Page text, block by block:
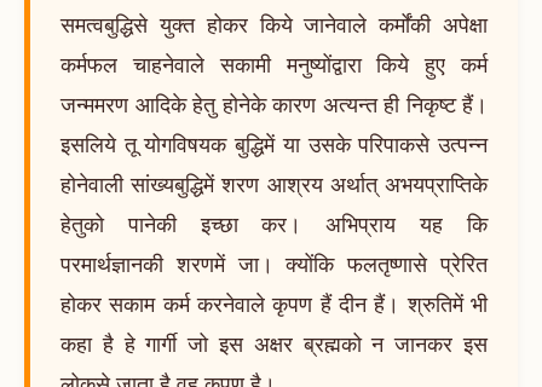
समत्वबुद्धिसे युक्त होकर किये जानेवाले कर्मोंकी अपेक्षा
कर्मफल चाहनेवाले सकामी मनुष्योंद्वारा किये हुए कर्म
जन्ममरण आदिके हेतु होनेके कारण अत्यन्त ही निकृष्ट हैं।
इसलिये तू योगविषयक बुद्धिमें या उसके परिपाकसे उत्पन्न
होनेवाली सांख्यबुद्धिमें शरण आश्रय अर्थात् अभयप्राप्तिके
हेतुको पानेकी इच्छा कर। अभिप्राय यह कि
परमार्थज्ञानकी शरणमें जा। क्योंकि फलतृष्णासे प्रेरित
होकर सकाम कर्म करनेवाले कृपण हैं दीन हैं। श्रुतिमें भी
कहा है हे गार्गी जो इस अक्षर ब्रह्मको न जानकर इस